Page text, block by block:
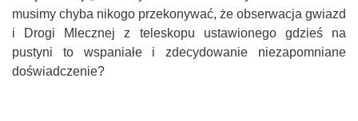
musimy chyba nikogo przekonywać, że obserwacja gwiazd
i Drogi Mlecznej z teleskopu ustawionego gdzieś na
pustyni to wspaniałe i zdecydowanie niezapomniane
doświadczenie?